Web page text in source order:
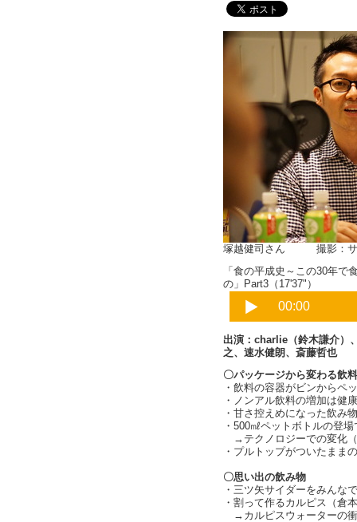
塚越健司さん 撮影：サ
「食の平成史～この30年で
の」Part3（17'37"）
出演：charlie（鈴木謙介）
之、速水健朗、斎藤哲也
〇パッケージから変わる飲料
・飲料の容器がビンからペ
・ノンアル飲料の増加は健
・甘さ控えめになった飲み
・500㎖ペットボトルの登
→テクノロジーでの変化
・プルトップがついたまま
〇思い出の飲み物
・三ツ矢サイダーをみんな
・割って作るカルピス（倉
→カルピスウォーターの